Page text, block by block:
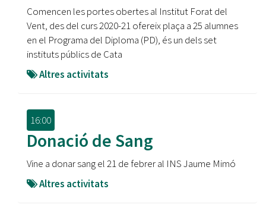
Comencen les portes obertes al Institut Forat del
Vent, des del curs 2020-21 ofereix plaça a 25 alumnes
en el Programa del Diploma (PD), és un dels set
instituts públics de Cata
Altres activitats
16:00
Donació de Sang
Vine a donar sang el 21 de febrer al INS Jaume Mimó
Altres activitats